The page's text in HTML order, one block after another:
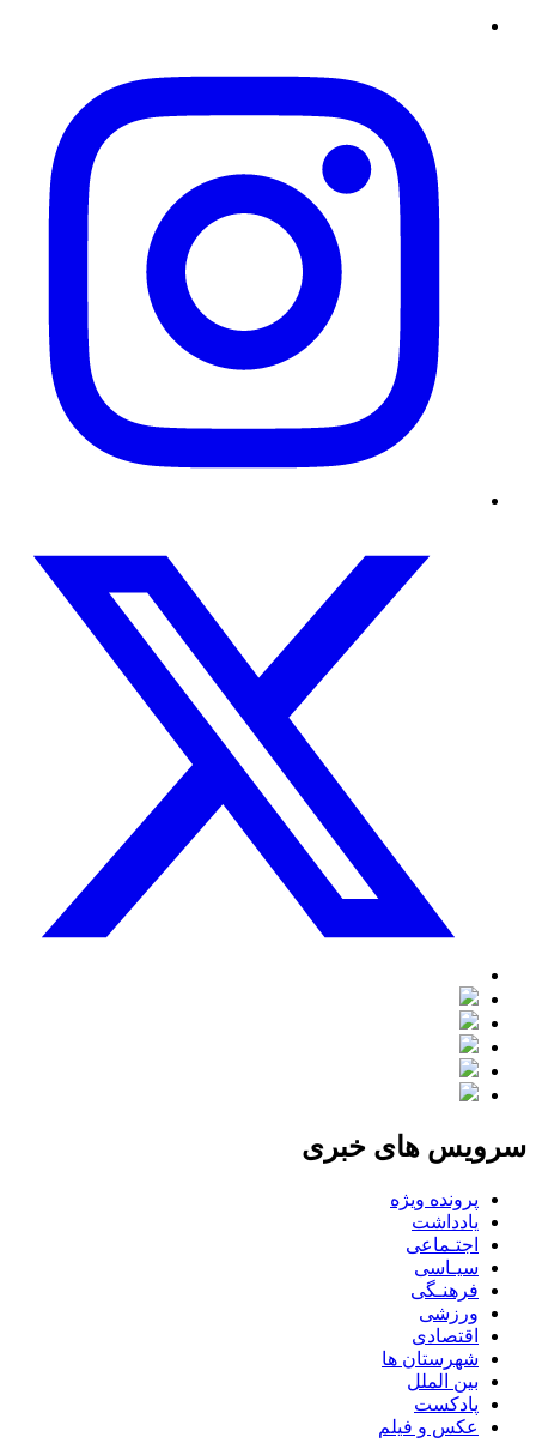
سرویس های خبری
پرونده ویژه
یادداشت
اجتـماعی
سیـاسی
فرهنـگی
ورزشی
اقتصادی
شهرستان ها
بین الملل
پادکست
عکس و فیلم